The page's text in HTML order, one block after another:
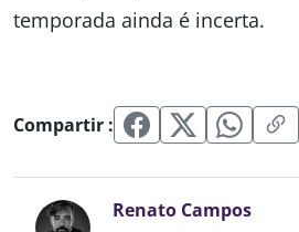
temporada ainda é incerta.
Compartir :
Renato Campos